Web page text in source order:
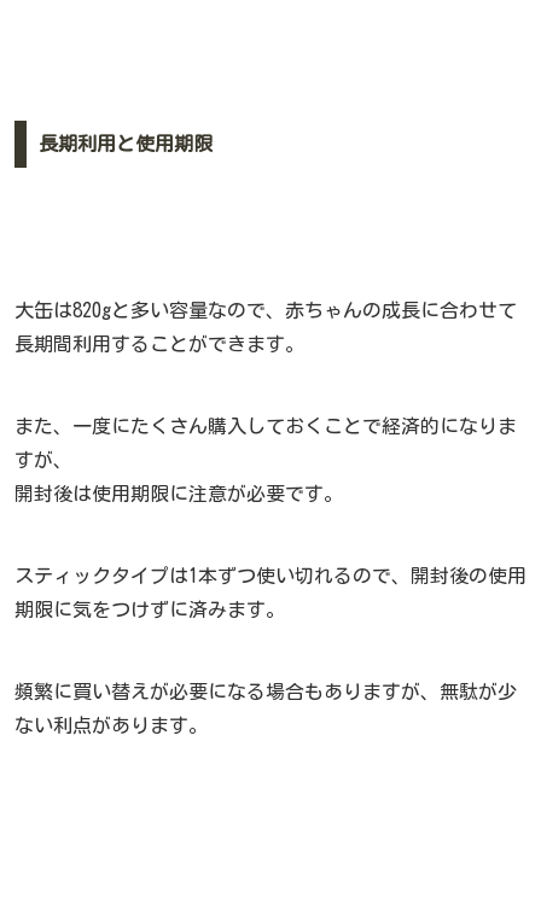
長期利用と使用期限
大缶は820gと多い容量なので、赤ちゃんの成長に合わせて
長期間利用することができます。
また、一度にたくさん購入しておくことで経済的になりま
すが、
開封後は使用期限に注意が必要です。
スティックタイプは1本ずつ使い切れるので、開封後の使用
期限に気をつけずに済みます。
頻繁に買い替えが必要になる場合もありますが、無駄が少
ない利点があります。